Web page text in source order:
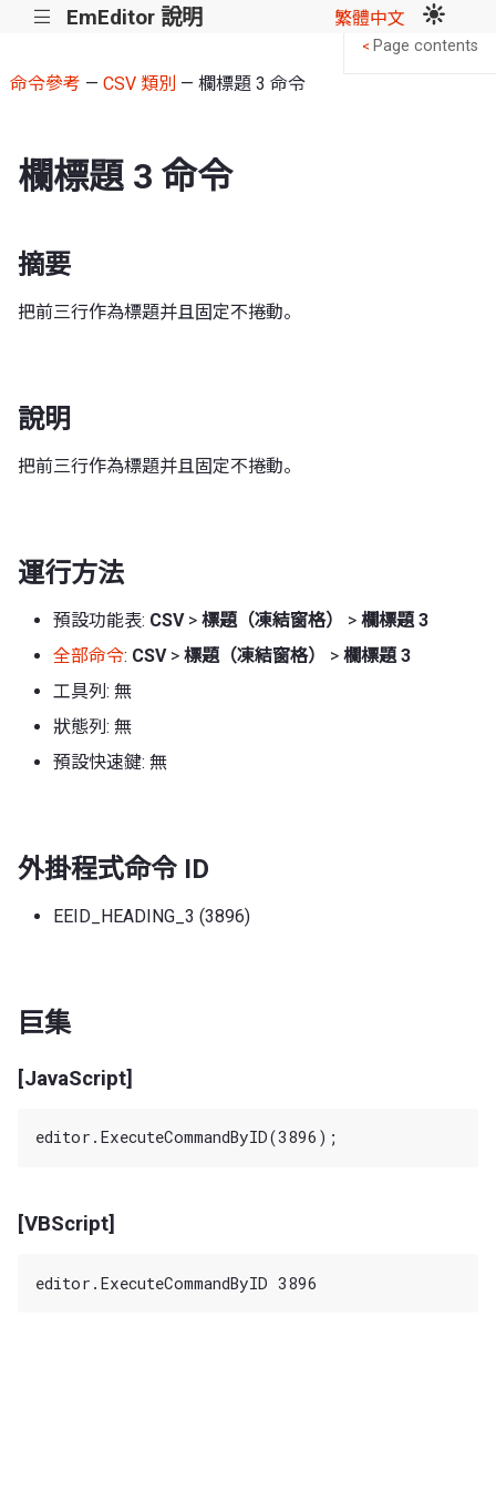
||| EmEditor 說明 繁體中文
命令參考 — CSV 類別 — 欄標題 3 命令
欄標題 3 命令
摘要
把前三行作為標題并且固定不捲動。
說明
把前三行作為標題并且固定不捲動。
運行方法
預設功能表: CSV> 標題（凍結窗格） > 欄標題 3
全部命令: CSV> 標題（凍結窗格） > 欄標題 3
工具列: 無
狀態列: 無
預設快速鍵: 無
外掛程式命令 ID
EEID_HEADING_3 (3896)
巨集
[JavaScript]
[VBScript]
< Page contents